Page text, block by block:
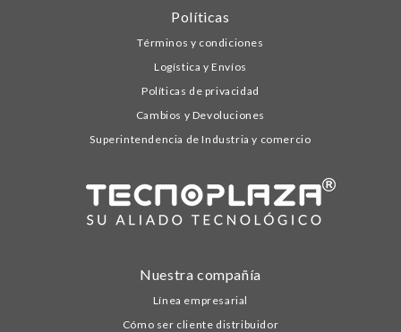
Políticas
Términos y condiciones
Logística y Envíos
Políticas de privacidad
Cambios y Devoluciones
Superintendencia de Industria y comercio
Nuestra compañía
Línea empresarial
Cómo ser cliente distribuidor